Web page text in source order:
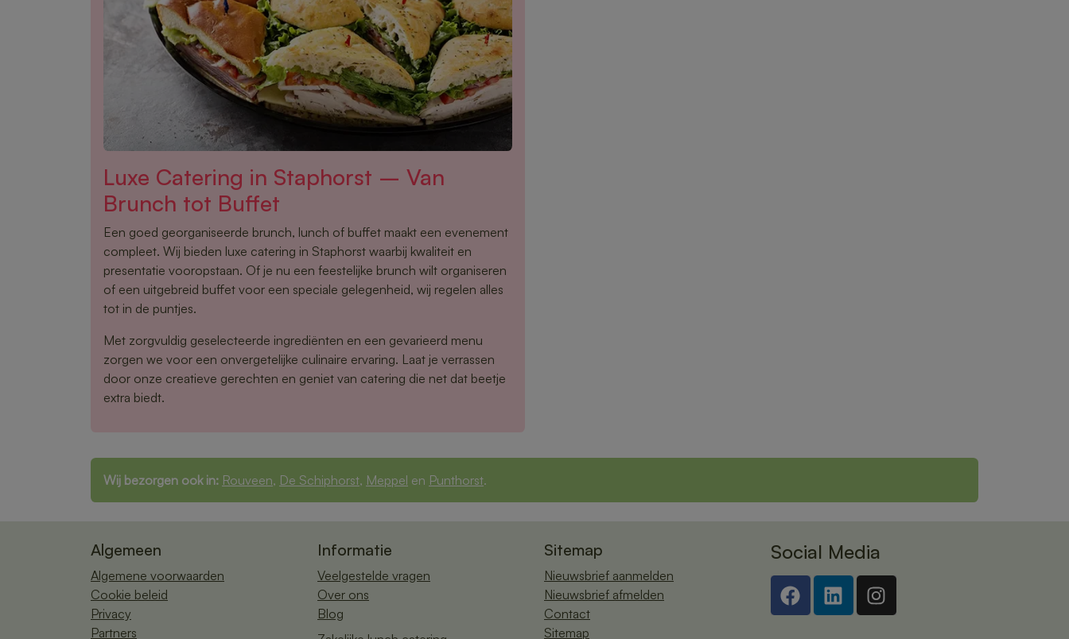
Luxe Catering in Staphorst – Van
Brunch tot Buffet
Een goed georganiseerde brunch, lunch of buffet maakt een evenement
compleet. Wij bieden luxe catering in Staphorst waarbij kwaliteit en
presentatie vooropstaan. Of je nu een feestelijke brunch wilt organiseren
of een uitgebreid buffet voor een speciale gelegenheid, wij regelen alles
tot in de puntjes.
Met zorgvuldig geselecteerde ingrediënten en een gevarieerd menu
zorgen we voor een onvergetelijke culinaire ervaring. Laat je verrassen
door onze creatieve gerechten en geniet van catering die net dat beetje
extra biedt.
Wij bezorgen ook in: Rouveen, De Schiphorst, Meppel en Punthorst.
Algemeen
Algemene voorwaarden
Cookie beleid
Privacy
Partners
Informatie
Veelgestelde vragen
Over ons
Blog
Sitemap
Nieuwsbrief aanmelden
Nieuwsbrief afmelden
Contact
Sitemap
Social Media